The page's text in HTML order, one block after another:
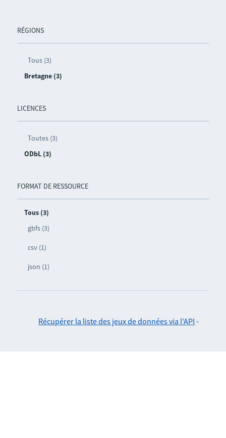
RÉGIONS
Tous (3)
Bretagne (3)
LICENCES
Toutes (3)
ODbL (3)
FORMAT DE RESSOURCE
Tous (3)
gbfs (3)
csv (1)
json (1)
Récupérer la liste des jeux de données via l'API -